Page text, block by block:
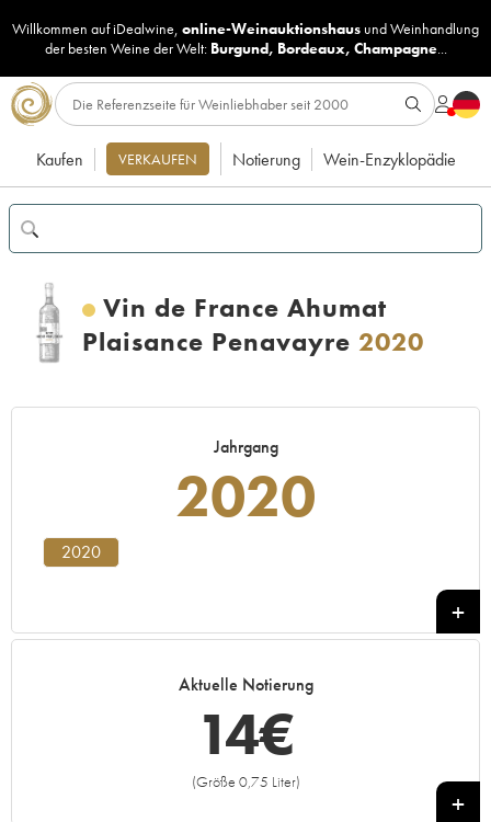
Willkommen auf iDealwine, online-Weinauktionshaus undWeinhandlung
der besten Weine der Welt: Burgund, Bordeaux, Champagne...
Kaufen VERKAUFEN Notierung Wein-Enzyklopädie
Vin de France Ahumat
Plaisance Penavayre 2020
Jahrgang
2020
2020
Aktuelle Notierung
14€
(Größe 0,75 Liter)
+